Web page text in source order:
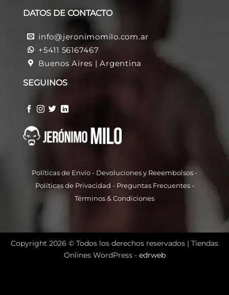
DATOS DE CONTACTO
info@jeronimomilo.com.ar
+5411 56167467
Buenos Aires | Argentina
SEGUINOS
Políticas de Envío - Devoluciones y Reeembolsos -
Políticas de Privacidad - Preguntas Frecuentes-
Términos & Condiciones
Copyright 2026 © Todos los derechos reservados | Tiendas
Onlines WordPress - edrweb